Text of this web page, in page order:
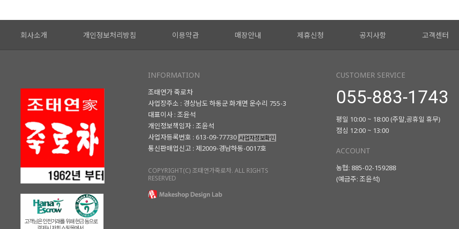
회사소개 개인정보처리방침 이용약관 매장안내 제휴신청 공지사항 고객센터
INFORMATION
조태연가 죽로차
사업장주소 : 경상남도 하동군 화개면 운수리 755-3
대표이사 : 조윤석
개인정보책임자 : 조윤석
사업자등록번호 : 613-09-77730 사업자정보확인
통신판매업신고 : 제2009-경남하동-0017호
COPYRIGHT(C) 조태연가죽로차. ALL RIGHTS
RESERVED
CUSTOMER SERVICE
055-883-1743
평일 10:00 ~ 18:00 (주말,공휴일 휴무)
점심 12:00 ~ 13:00
ACCOUNT
농협: 885-02-159288
(예금주: 조윤석)